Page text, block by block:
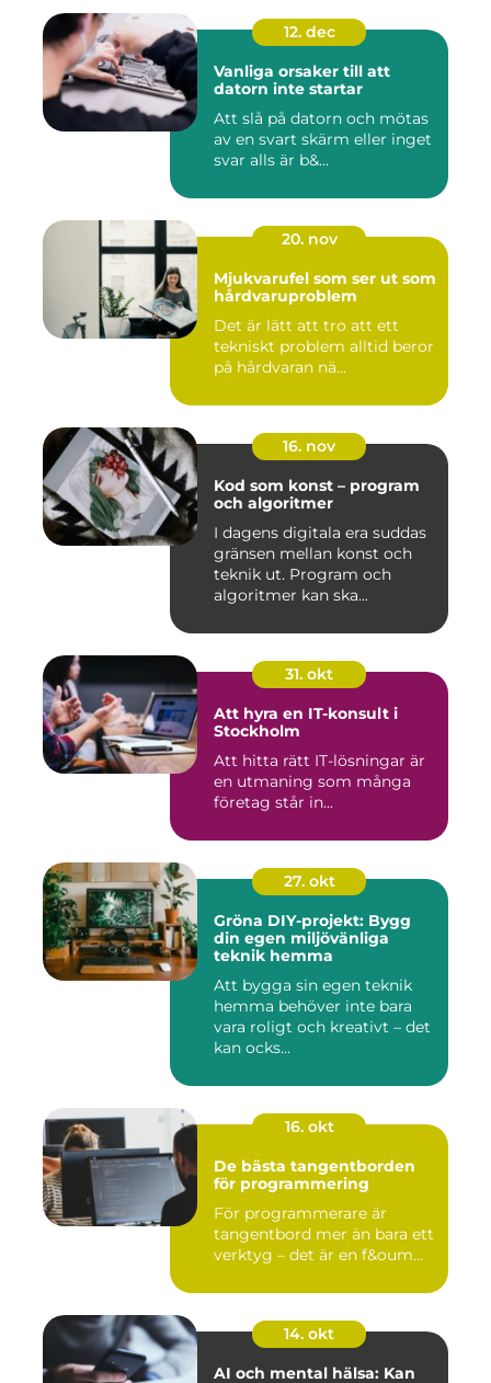
12. dec
Vanliga orsaker till att
datorn inte startar
Att slå på datorn och mötas
av en svart skärm eller inget
svar alls är b&...
20. nov
Mjukvarufel som ser ut som
hårdvaruproblem
Det är lätt att tro att ett
tekniskt problem alltid beror
på hårdvaran nä...
16. nov
Kod som konst – program
och algoritmer
I dagens digitala era suddas
gränsen mellan konst och
teknik ut. Program och
algoritmer kan ska...
31. okt
Att hyra en IT-konsult i
Stockholm
Att hitta rätt IT-lösningar är
en utmaning som många
företag står in...
27. okt
Gröna DIY-projekt: Bygg
din egen miljövänliga
teknik hemma
Att bygga sin egen teknik
hemma behöver inte bara
vara roligt och kreativt – det
kan ocks...
16. okt
De bästa tangentborden
för programmering
För programmerare är
tangentbord mer än bara ett
verktyg – det är en f&oum...
14. okt
AI och mental hälsa: Kan